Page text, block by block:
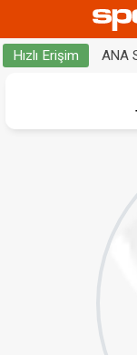
Hızlı Erişim ANA